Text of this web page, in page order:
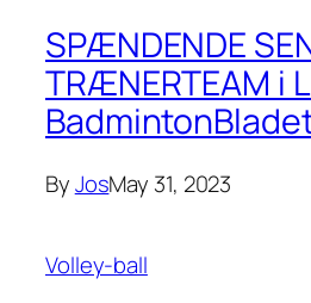
SPÆNDENDE
TRÆNERTEAM i
ByJosMay 31, 2023
Volley-ball